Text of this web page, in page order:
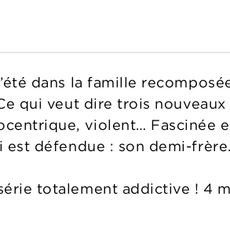
dans la famille
qui veut dire trois
violent… Fascinée
est défendue : son demi-frère.
totalement addictive ! 4